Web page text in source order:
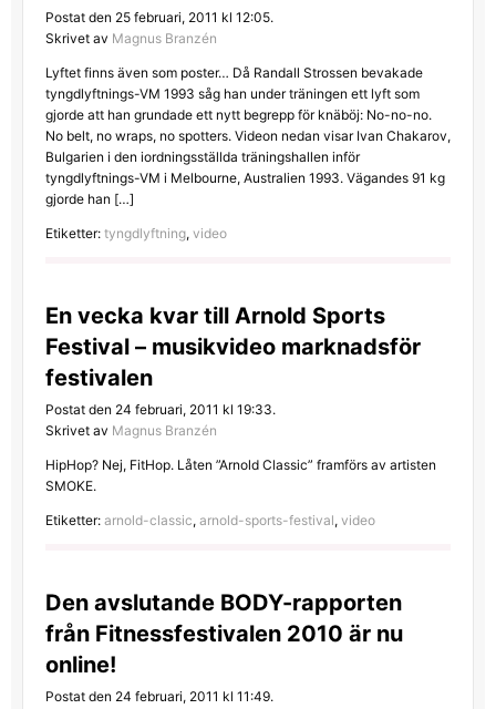
Postat den 25 februari, 2011 kl 12:05.
Skrivet av Magnus Branzén
Lyftet finns även som poster… Då Randall Strossen bevakade
tyngdlyftnings-VM 1993 såg han under träningen ett lyft som
gjorde att han grundade ett nytt begrepp för knäböj: No-no-no.
No belt, no wraps, no spotters. Videon nedan visar Ivan Chakarov,
Bulgarien i den iordningsställda träningshallen inför
tyngdlyftnings-VM i Melbourne, Australien 1993. Vägandes 91 kg
gjorde han […]
Etiketter: tyngdlyftning, video
En vecka kvar till Arnold Sports
Festival – musikvideo marknadsför
festivalen
Postat den 24 februari, 2011 kl 19:33.
Skrivet av Magnus Branzén
HipHop? Nej, FitHop. Låten ”Arnold Classic” framförs av artisten
SMOKE.
Etiketter: arnold-classic, arnold-sports-festival, video
Den avslutande BODY-rapporten
från Fitnessfestivalen 2010 är nu
online!
Postat den 24 februari, 2011 kl 11:49.